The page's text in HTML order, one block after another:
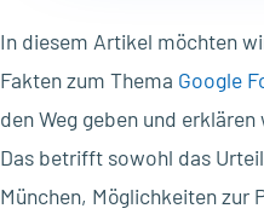
In diesem Artikel möchten
Fakten zum Thema Google
den Weg geben und
Das betrifft sowohl das
München, Möglichkeiten zur